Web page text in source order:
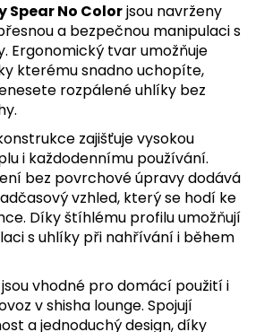
Spear No Colorjsou navrženy
a bezpečnou manipulaci s
Ergonomický tvar umožňuje
kterému snadno uchopíte,
rozpálené uhlíky bez
zajišťuje vysokou
i každodennímu používání.
bez povrchové úpravy dodává
vzhled, který se hodí ke
Díky štíhlému profilu umožňují
s uhlíky při nahřívání i během
jsou vhodné pro domácí použití i
v shisha lounge. Spojují
a jednoduchý design, díky